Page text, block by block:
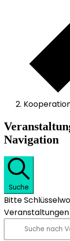
Navigation
Suche
Bitte